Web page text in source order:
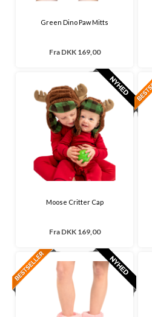
Green Dino Paw Mitts
Fra DKK 169,00
Moose Critter Cap
Fra DKK 169,00